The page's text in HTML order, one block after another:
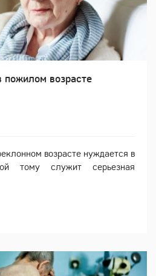
пожилом возрасте
возрасте нуждается в
тому служит серьезная